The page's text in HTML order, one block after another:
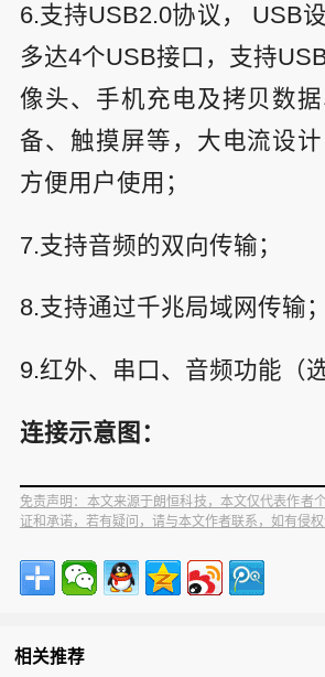
6.支持USB2.0协议， USB
多达4个USB接口，支持
像头、手机充电及拷贝数
备、触摸屏等，大电流设计
方便用户使用；
7.支持音频的双向传输；
8.支持通过千兆局域网传输；
9.红外、串口、音频功能（
连接示意图：
免责声明：本文来源于朗恒科技，本文仅代表作者
证和承诺，若有疑问，请与本文作者联系，如有侵权
相关推荐